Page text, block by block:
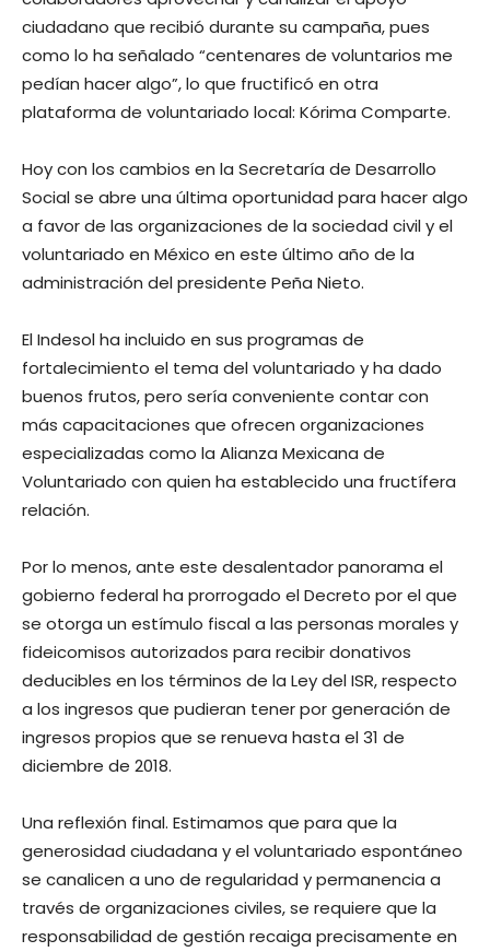
ciudadano que recibió durante su campaña, pues
como lo ha señalado “centenares de voluntarios me
pedían hacer algo”, lo que fructificó en otra
plataforma de voluntariado local: Kórima Comparte.
Hoy con los cambios en la Secretaría de Desarrollo
Social se abre una última oportunidad para hacer algo
a favor de las organizaciones de la sociedad civil y el
voluntariado en México en este último año de la
administración del presidente Peña Nieto.
El Indesol ha incluido en sus programas de
fortalecimiento el tema del voluntariado y ha dado
buenos frutos, pero sería conveniente contar con
más capacitaciones que ofrecen organizaciones
especializadas como la Alianza Mexicana de
Voluntariado con quien ha establecido una fructífera
relación.
Por lo menos, ante este desalentador panorama el
gobierno federal ha prorrogado el Decreto por el que
se otorga un estímulo fiscal a las personas morales y
fideicomisos autorizados para recibir donativos
deducibles en los términos de la Ley del ISR, respecto
a los ingresos que pudieran tener por generación de
ingresos propios que se renueva hasta el 31 de
diciembre de 2018.
Una reflexión final. Estimamos que para que la
generosidad ciudadana y el voluntariado espontáneo
se canalicen a uno de regularidad y permanencia a
través de organizaciones civiles, se requiere que la
responsabilidad de gestión recaiga precisamente en